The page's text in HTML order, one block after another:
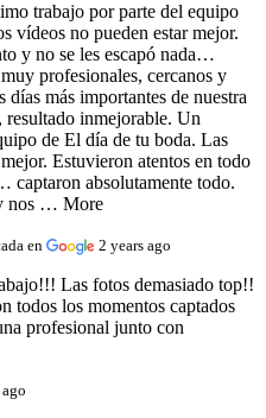
trabajo por parte del equipo
vídeos no pueden estar mejor.
y no se les escapó nada…
profesionales, cercanos y
más importantes de nuestra
inmejorable. Un
de El día de tu boda. Las
Estuvieron atentos en todo
captaron absolutamente todo.
nos … More
en 2 years ago
Las fotos demasiado top!!
todos los momentos captados
profesional junto con